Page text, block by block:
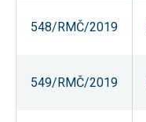
548/RMČ/2019
549/RMČ/2019